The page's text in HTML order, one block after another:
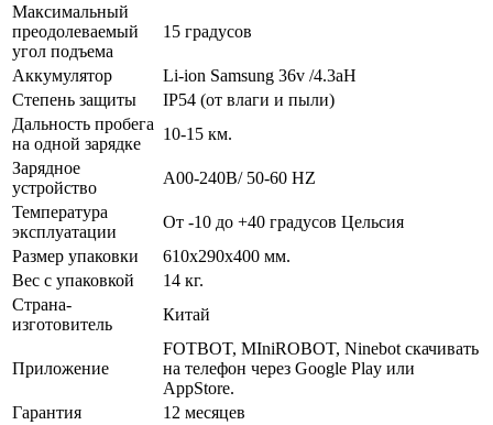
Максимальный
преодолеваемый
угол подъема
15 градусов
Аккумулятор
Li-ion Samsung 36v /4.3aH
Степень защиты
IP54 (от влаги и пыли)
Дальность пробега
на одной зарядке
10-15 км.
Зарядное
устройство
A00-240В/ 50-60 HZ
Температура
эксплуатации
От -10 до +40 градусов Цельсия
Размер упаковки
610х290x400 мм.
Вес с упаковкой
14 кг.
Страна-
изготовитель
Китай
Приложение
FOTBOT, MIniROBOT, Ninebot скачивать
на телефон через Google Play или
AppStore.
Гарантия
12 месяцев